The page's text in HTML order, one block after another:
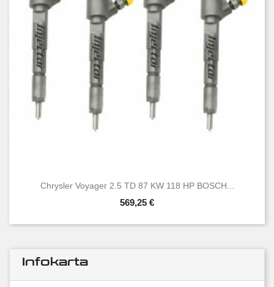
Chrysler Voyager 2.5 TD 87 KW 118 HP BOSCH...
569,25 €
Infokarta